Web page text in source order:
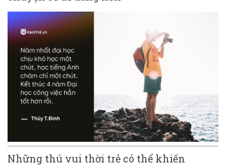
Những thú vui thời trẻ có thể khiến